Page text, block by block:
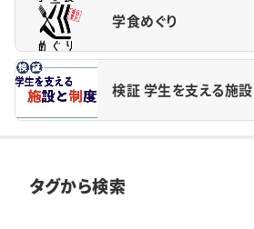
学食めぐり
検証 学生を支える施
タグから検索